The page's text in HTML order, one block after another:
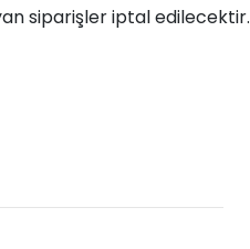
siparişler iptal edilecektir.